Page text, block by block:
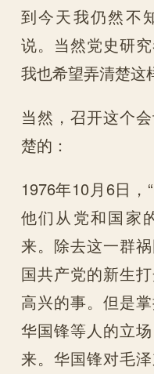
到今天我仍然不
说。当然党史研
我也希望弄清楚这
当然，召开这个
楚的：
1976年10月6日，
他们从党和国家
来。除去这一群
国共产党的新生
高兴的事。但是
华国锋等人的立
来。华国锋对毛